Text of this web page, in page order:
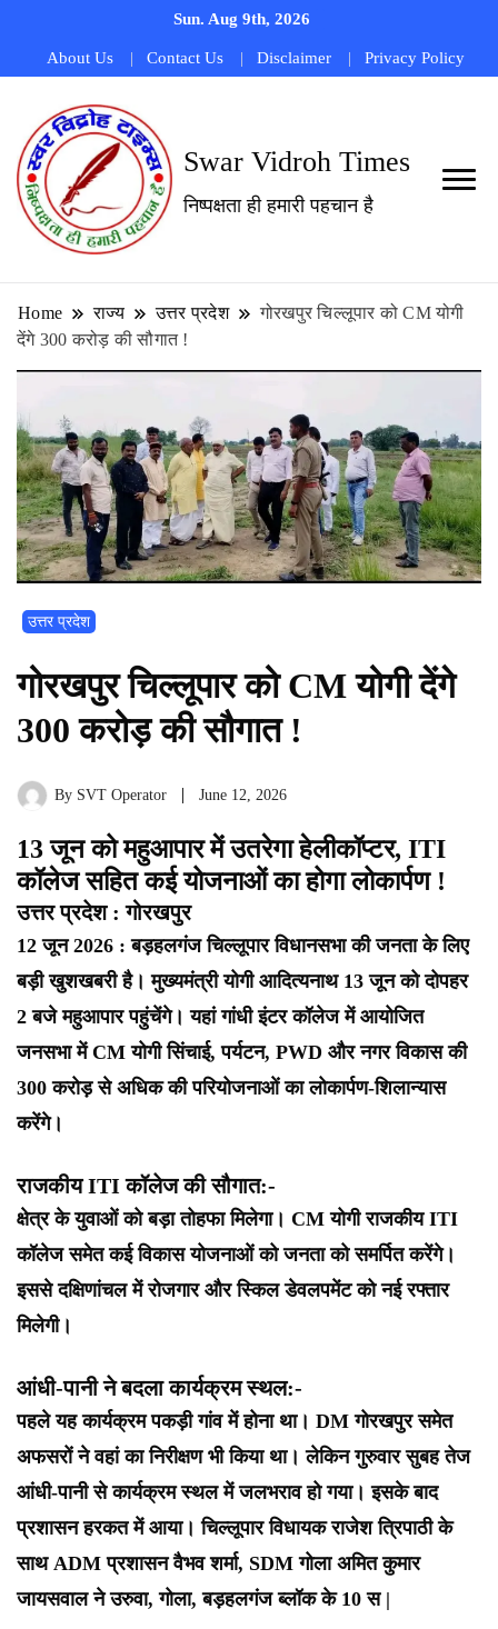
Sun. Aug 9th, 2026
About Us Contact Us Disclaimer Privacy Policy
Swar Vidroh Times
निष्पक्षता ही हमारी पहचान है
Home राज्य उत्तर प्रदेश
गोरखपुर चिल्लूपार को CM योगी
देंगे 300 करोड़ की सौगात !
उत्तर प्रदेश
गोरखपुर चिल्लूपार को CM योगी देंगे
300 करोड़ की सौगात !
By SVT Operator June 12, 2026
13 जून को महुआपार में उतरेगा हेलीकॉप्टर, ITI
कॉलेज सहित कई योजनाओं का होगा लोकार्पण !
उत्तर प्रदेश : गोरखपुर
12 जून 2026 : बड़हलगंज चिल्लूपार विधानसभा की जनता के लिए
बड़ी खुशखबरी है। मुख्यमंत्री योगी आदित्यनाथ 13 जून को दोपहर
2 बजे महुआपार पहुंचेंगे। यहां गांधी इंटर कॉलेज में आयोजित
जनसभा में CM योगी सिंचाई, पर्यटन, PWD और नगर विकास की
300 करोड़ से अधिक की परियोजनाओं का लोकार्पण-शिलान्यास
करेंगे।
राजकीय ITI कॉलेज की सौगात:-
क्षेत्र के युवाओं को बड़ा तोहफा मिलेगा। CM योगी राजकीय ITI
कॉलेज समेत कई विकास योजनाओं को जनता को समर्पित करेंगे।
इससे दक्षिणांचल में रोजगार और स्किल डेवलपमेंट को नई रफ्तार
मिलेगी।
आंधी-पानी ने बदला कार्यक्रम स्थल:-
पहले यह कार्यक्रम पकड़ी गांव में होना था। DM गोरखपुर समेत
अफसरों ने वहां का निरीक्षण भी किया था। लेकिन गुरुवार सुबह तेज
आंधी-पानी से कार्यक्रम स्थल में जलभराव हो गया। इसके बाद
प्रशासन हरकत में आया। चिल्लूपार विधायक राजेश त्रिपाठी के
साथ ADM प्रशासन वैभव शर्मा, SDM गोला अमित कुमार
जायसवाल ने उरुवा, गोला, बड़हलगंज ब्लॉक के 10 स |